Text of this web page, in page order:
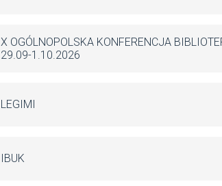
X OGÓLNOPOLSKA KONFERENCJA
29.09-1.10.2026
LEGIMI
IBUK